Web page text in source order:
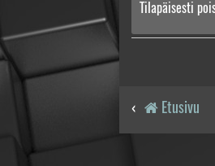
Tilapäisesti
Etusivu